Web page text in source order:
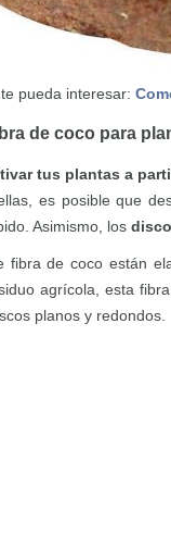
pueda interesar:
de coco para
tus plantas a
es posible que
Asimismo, los
fibra de coco están
agrícola, esta
planos y redondos.